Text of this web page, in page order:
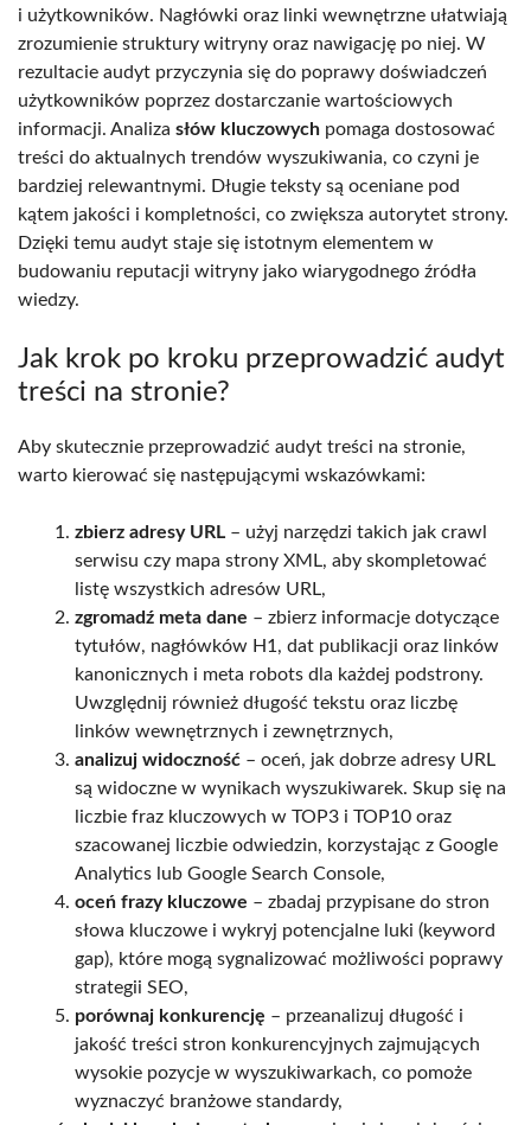
i użytkowników. Nagłówki oraz linki wewnętrzne ułatwiają
zrozumienie struktury witryny oraz nawigację po niej. W
rezultacie audyt przyczynia się do poprawy doświadczeń
użytkowników poprzez dostarczanie wartościowych
informacji. Analiza słów kluczowych pomaga dostosować
treści do aktualnych trendów wyszukiwania, co czyni je
bardziej relewantnymi. Długie teksty są oceniane pod
kątem jakości i kompletności, co zwiększa autorytet strony.
Dzięki temu audyt staje się istotnym elementem w
budowaniu reputacji witryny jako wiarygodnego źródła
wiedzy.
Jak krok po kroku przeprowadzić audyt
treści na stronie?
Aby skutecznie przeprowadzić audyt treści na stronie,
warto kierować się następującymi wskazówkami:
zbierz adresy URL – użyj narzędzi takich jak crawl
serwisu czy mapa strony XML, aby skompletować
listę wszystkich adresów URL,
zgromadź meta dane – zbierz informacje dotyczące
tytułów, nagłówków H1, dat publikacji oraz linków
kanonicznych i meta robots dla każdej podstrony.
Uwzględnij również długość tekstu oraz liczbę
linków wewnętrznych i zewnętrznych,
analizuj widoczność – oceń, jak dobrze adresy URL
są widoczne w wynikach wyszukiwarek. Skup się na
liczbie fraz kluczowych w TOP3 i TOP10 oraz
szacowanej liczbie odwiedzin, korzystając z Google
Analytics lub Google Search Console,
oceń frazy kluczowe – zbadaj przypisane do stron
słowa kluczowe i wykryj potencjalne luki (keyword
gap), które mogą sygnalizować możliwości poprawy
strategii SEO,
porównaj konkurencję – przeanalizuj długość i
jakość treści stron konkurencyjnych zajmujących
wysokie pozycje w wyszukiwarkach, co pomoże
wyznaczyć branżowe standardy,